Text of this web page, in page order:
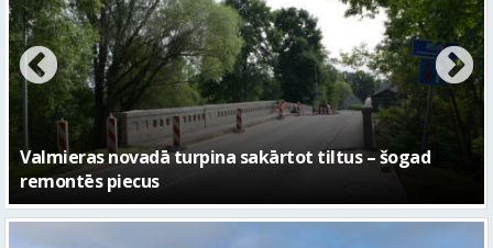
No pagaidu teātra līdz laikmetīgās kultūras centram
– kā attīstīsies “Kurtuve”